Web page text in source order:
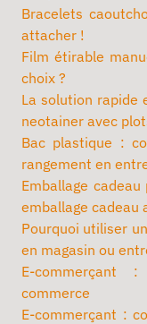
Bracelets
attacher !
Film étirable
choix ?
La solution rapide
neotainer avec
Bac plastique :
rangement en
Emballage
emballage cadeau
Pourquoi utiliser
en magasin ou
E-commerçant
commerce
E-commerçant :